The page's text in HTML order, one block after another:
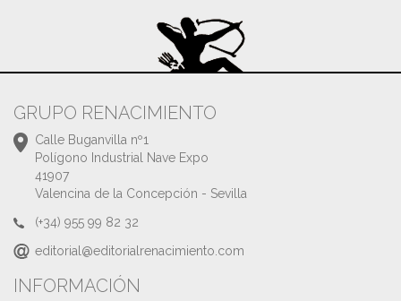
GRUPO RENACIMIENTO
Calle Buganvilla nº1
Polígono Industrial Nave Expo
41907
Valencina de la Concepción - Sevilla
(+34) 955 99 82 32
editorial@editorialrenacimiento.com
INFORMACIÓN